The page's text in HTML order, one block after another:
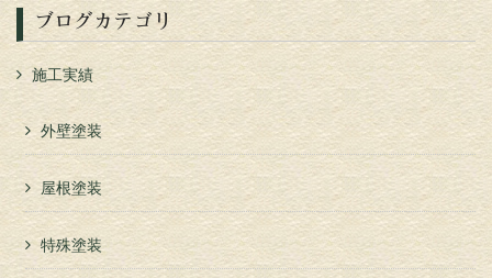
ブログカテゴリ
施工実績
外壁塗装
屋根塗装
特殊塗装